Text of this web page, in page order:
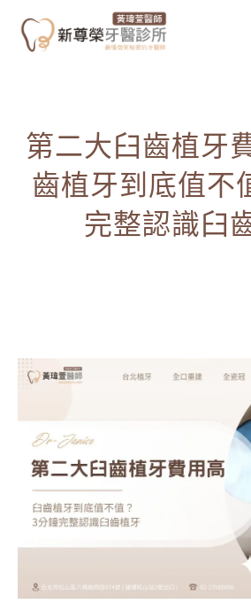
第二大臼齒植牙
齒植牙到底值不
完整認識臼